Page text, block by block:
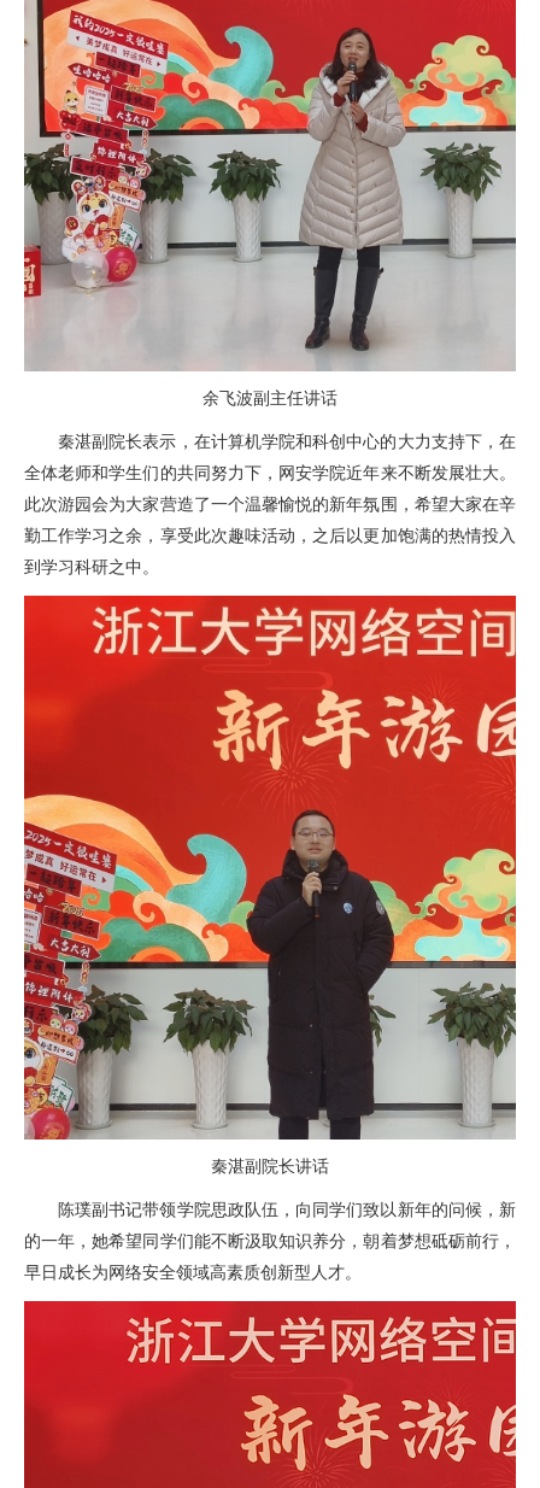
余飞波副主任讲话
秦湛副院长表示，在计算机学院和科创中心的大力支持下，在
全体老师和学生们的共同努力下，网安学院近年来不断发展壮大。
此次游园会为大家营造了一个温馨愉悦的新年氛围，希望大家在辛
勤工作学习之余，享受此次趣味活动，之后以更加饱满的热情投入
到学习科研之中。
秦湛副院长讲话
陈璞副书记带领学院思政队伍，向同学们致以新年的问候，新
的一年，她希望同学们能不断汲取知识养分，朝着梦想砥砺前行，
早日成长为网络安全领域高素质创新型人才。